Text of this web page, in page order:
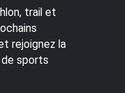
trail et
rejoignez la
sports